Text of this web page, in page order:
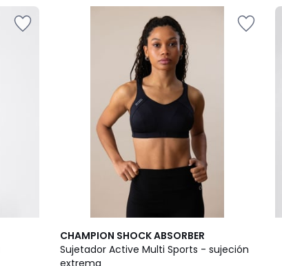
CHAMPION SHOCK ABSORBER
Sujetador Active Multi Sports - sujeción
extrema
4,7
/ 5
2
Colores